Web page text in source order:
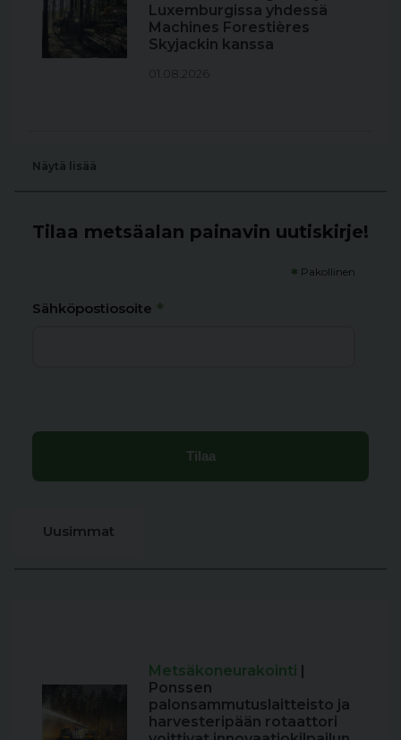
Luxemburgissa yhdessä
Machines Forestières
Skyjackin kanssa
01.08.2026
Näytä lisää
Tilaa metsäalan painavin uutiskirje!
* Pakollinen
Sähköpostiosoite *
Uusimmat
Metsäkoneurakointi |
Ponssen
palonsammutuslaitteisto ja
harvesteripään rotaattori